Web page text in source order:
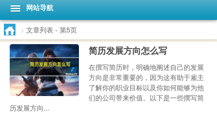
网站导航
> 文章列表 - 第5页
简历发展方向怎么写
在撰写简历时，明确地阐述自己的发展
方向是非常重要的，因为这有助于雇主
了解你的职业目标以及你如何能够为他
们的公司带来价值。以下是一些撰写简
历发展方向...